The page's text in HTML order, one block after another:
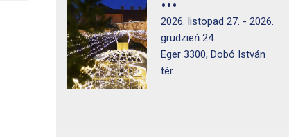
2026. listopad 27. - 2026.
grudzień 24.
Eger 3300, Dobó István
tér